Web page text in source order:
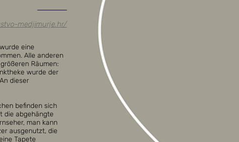
medjimurje.hr/
eine
Alle anderen
Räumen:
wurde der
dieser
befinden sich
die abgehängte
man kann
ausgenutzt, die
Tapete